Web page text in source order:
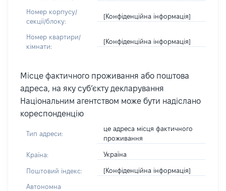
Номер корпусу/
секції/блоку:
[Конфіденційна інформація]
Номер квартири/
кімнати:
[Конфіденційна інформація]
Місце фактичного проживання або поштова
адреса, на яку суб’єкту декларування
Національним агентством може бути надіслано
кореспонденцію
Тип адреси:
це адреса місця фактичного
проживання
Країна: Україна
Поштовий індекс: [Конфіденційна інформація]
Автономна